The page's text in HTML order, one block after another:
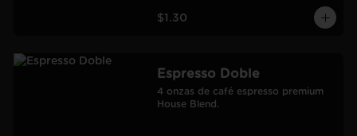
$1.30
Espresso Doble
4 onzas de café espresso premium
House Blend.